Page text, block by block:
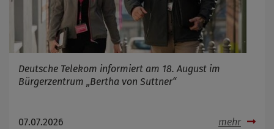
Deutsche Telekom informiert am 18. August im
Bürgerzentrum „Bertha von Suttner“
07.07.2026 mehr